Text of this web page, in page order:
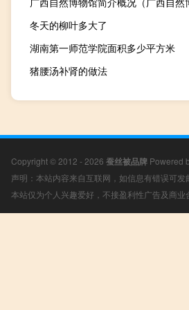
冬天的柳叶多大了
湖南第一师范学院面积多少平方米
猪腰汤补肾的做法
Copyright © 2012 - 2026 蚕丝被品牌 Powered
声明：本站内容来自互联网，如信息有错误可
本站仅为个人兴趣爱好，不接盈利性广告及商业